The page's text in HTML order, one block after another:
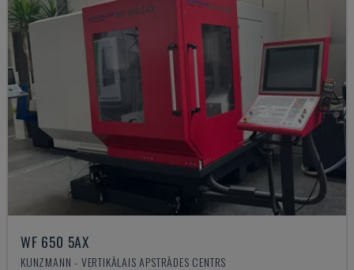
WF 650 5AX
KUNZMANN - VERTIKĀLAIS APSTRĀDES CENTRS